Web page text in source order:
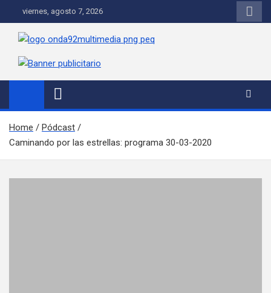
Saltar al contenido
viernes, agosto 7, 2026
Onda 92 Multimedia
Más cerca de ti
Home
Pódcast
Caminando por las estrellas: programa 30-03-2020